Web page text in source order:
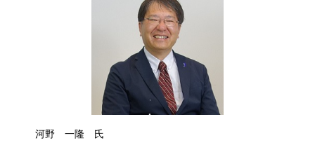
河野 一隆 氏